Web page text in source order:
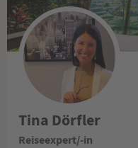
Tina Dörfler
Reiseexpert/-in